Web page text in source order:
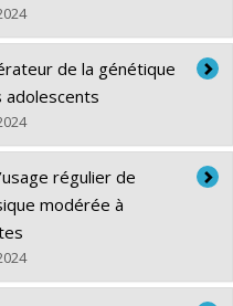
de la génétique
adolescents
régulier de
modérée à